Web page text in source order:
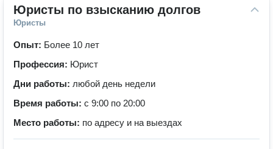
Юристы по взысканию долгов
Юристы
Опыт: Более 10 лет
Профессия: Юрист
Дни работы: любой день недели
Время работы: с 9:00 по 20:00
Место работы: по адресу и на выездах